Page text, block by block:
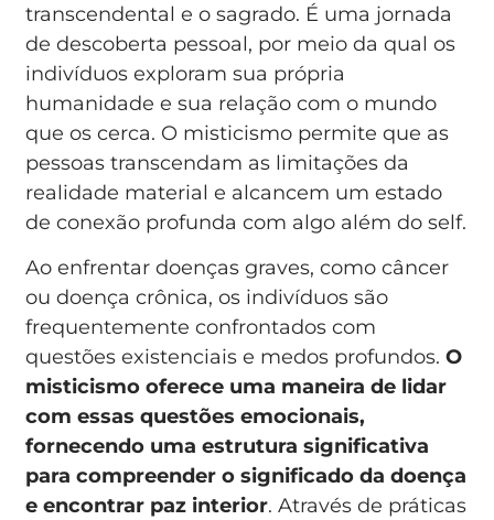
transcendental e o sagrado. É uma jornada
de descoberta pessoal, por meio da qual os
indivíduos exploram sua própria
humanidade e sua relação com o mundo
que os cerca. O misticismo permite que as
pessoas transcendam as limitações da
realidade material e alcancem um estado
de conexão profunda com algo além do self.
Ao enfrentar doenças graves, como câncer
ou doença crônica, os indivíduos são
frequentemente confrontados com
questões existenciais e medos profundos.O
misticismo oferece uma maneira de lidar
com essas questões emocionais,
fornecendo uma estrutura significativa
para compreender o significado da doença
e encontrar paz interior. Através de práticas